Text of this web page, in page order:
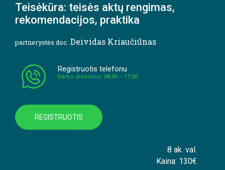
Teisėkūra: teisės aktų rengimas,
rekomendacijos, praktika
partnerystės doc. Deividas Kriaučiūnas
Registruotis telefonu
Darbo dienomis: 08:00 – 17:00
REGISTRUOTIS
8 ak. val.
Kaina: 130€